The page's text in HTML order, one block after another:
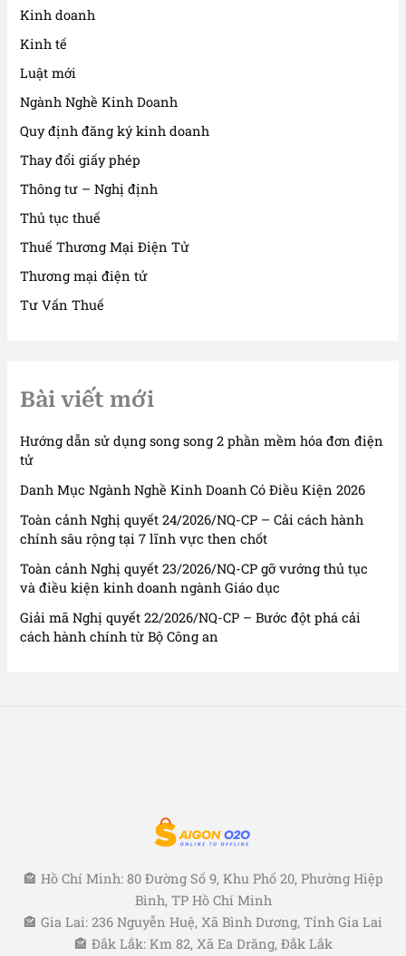
Kinh doanh
Kinh tế
Luật mới
Ngành Nghề Kinh Doanh
Quy định đăng ký kinh doanh
Thay đổi giấy phép
Thông tư – Nghị định
Thủ tục thuế
Thuế Thương Mại Điện Tử
Thương mại điện tử
Tư Vấn Thuế
Bài viết mới
Hướng dẫn sử dụng song song 2 phần mềm hóa đơn điện
tử
Danh Mục Ngành Nghề Kinh Doanh Có Điều Kiện 2026
Toàn cảnh Nghị quyết 24/2026/NQ-CP – Cải cách hành
chính sâu rộng tại 7 lĩnh vực then chốt
Toàn cảnh Nghị quyết 23/2026/NQ-CP gỡ vướng thủ tục
và điều kiện kinh doanh ngành Giáo dục
Giải mã Nghị quyết 22/2026/NQ-CP – Bước đột phá cải
cách hành chính từ Bộ Công an
🏤 Hồ Chí Minh: 80 Đường Số 9, Khu Phố 20, Phường Hiệp
Bình, TP Hồ Chí Minh
🏤 Gia Lai: 236 Nguyễn Huệ, Xã Bình Dương, Tỉnh Gia Lai
🏤 Đắk Lắk: Km 82, Xã Ea Drăng, Đắk Lắk